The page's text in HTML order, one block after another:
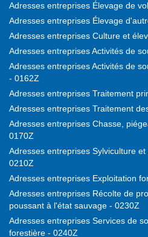
Adresses entreprises Élevage de
Adresses entreprises Élevage
Adresses entreprises Culture et
Adresses entreprises Activités de
Adresses entreprises Activités de
- 0162Z
Adresses entreprises Traitement
Adresses entreprises Traitement
Adresses entreprises Chasse,
0170Z
Adresses entreprises Sylviculture
0210Z
Adresses entreprises Exploitation
Adresses entreprises Récolte de
poussant à l'état sauvage - 0230Z
Adresses entreprises Services de
forestière - 0240Z